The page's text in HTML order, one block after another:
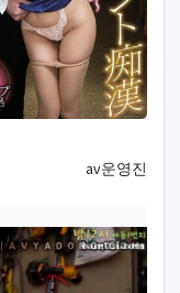
등록자
av운영진